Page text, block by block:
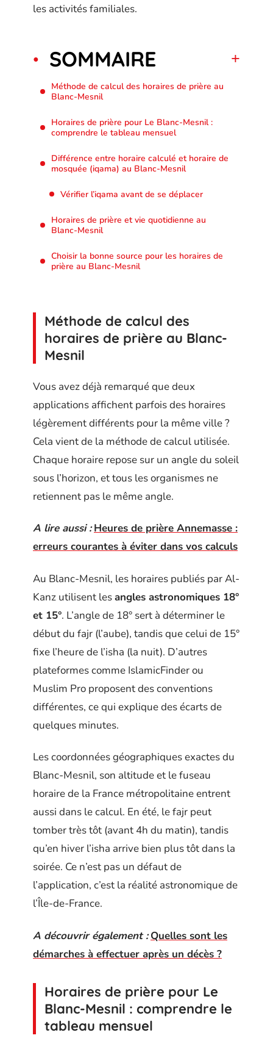
les activités familiales.
SOMMAIRE
Méthode de calcul des horaires de prière au
Blanc-Mesnil
Horaires de prière pour Le Blanc-Mesnil :
comprendre le tableau mensuel
Différence entre horaire calculé et horaire de
mosquée (iqama) au Blanc-Mesnil
Vérifier l’iqama avant de se déplacer
Horaires de prière et vie quotidienne au
Blanc-Mesnil
Choisir la bonne source pour les horaires de
prière au Blanc-Mesnil
Méthode de calcul des
horaires de prière au Blanc-
Mesnil
Vous avez déjà remarqué que deux
applications affichent parfois des horaires
légèrement différents pour la même ville ?
Cela vient de la méthode de calcul utilisée.
Chaque horaire repose sur un angle du soleil
sous l’horizon, et tous les organismes ne
retiennent pas le même angle.
A lire aussi : Heures de prière Annemasse :
erreurs courantes à éviter dans vos calculs
Au Blanc-Mesnil, les horaires publiés par Al-
Kanz utilisent lesangles astronomiques 18°
et 15°. L’angle de 18° sert à déterminer le
début du fajr (l’aube), tandis que celui de 15°
fixe l’heure de l’isha (la nuit). D’autres
plateformes comme IslamicFinder ou
Muslim Pro proposent des conventions
différentes, ce qui explique des écarts de
quelques minutes.
Les coordonnées géographiques exactes du
Blanc-Mesnil, son altitude et le fuseau
horaire de la France métropolitaine entrent
aussi dans le calcul. En été, le fajr peut
tomber très tôt (avant 4h du matin), tandis
qu’en hiver l’isha arrive bien plus tôt dans la
soirée. Ce n’est pas un défaut de
l’application, c’est la réalité astronomique de
l’Île-de-France.
A découvrir également : Quelles sont les
démarches à effectuer après un décès ?
Horaires de prière pour Le
Blanc-Mesnil : comprendre le
tableau mensuel